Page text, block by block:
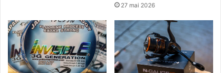
e
i
c
P
ê
c
27 mai 2026